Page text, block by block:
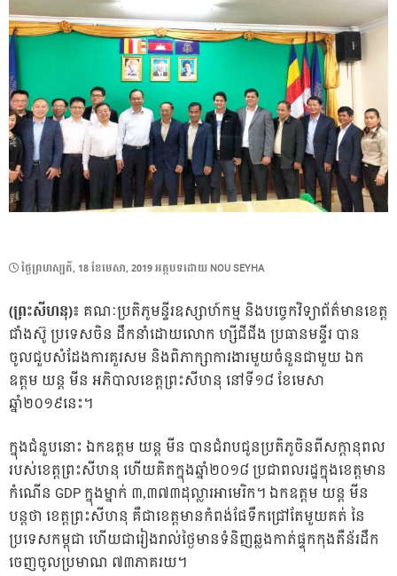
POSTED
ថ្ងៃ​ព្រហស្បតិ៍, 18 ខែ​មេសា, 2019អត្ថបទដោយ NOU SEYHA
(ព្រះសីហនុ)៖ គណៈប្រតិភូមន្ទីរឧស្សាហ៍កម្ម និងបច្ចេកវិទ្យាព័ត៌មានខេត្ត
ជាំងស៊ូ ប្រទេសចិន ដឹកនាំដោយលោក ហ្សីជីជីង ប្រធានមន្ទីរ បាន
ចូលជួបសំដែងការគួរសម និងពិភាក្សាការងារមួយចំនួនជាមួយ ឯក
ឧត្តម យន្ត មីន អភិបាលខេត្តព្រះសីហនុ នៅទី១៨ ខែមេសា
ឆ្នាំ២០១៩នេះ។
ក្នុងជំនួបនោះ ឯកឧត្តម យន្ត មីន បានជំរាបជូនប្រតិភូចិនពីសក្តានុពល
របស់ខេត្តព្រះសីហនុ ហើយគិតក្នុងឆ្នាំ២០១៨ ប្រជាពលរដ្ឋក្នុងខេត្តមាន
កំណើន GDP ក្នុងម្នាក់ ៣,៣៧៣ដុល្លារអាមេរិក។ ឯកឧត្តម យន្ត មីន
បន្តថា ខេត្តព្រះសីហនុ គឺជាខេត្តមានកំពង់ផែទឹកជ្រៅតែមួយគត់ នៃ
ប្រទេសកម្ពុជា ហើយជារៀងរាល់ថ្ងៃមានទំនិញឆ្លងកាត់ផ្ទុកកុងតឺន័រដឹក
ចេញចូលប្រមាណ ៧៣ភាគរយ។